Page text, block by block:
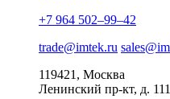
+7 964 502–99–42
trade@imtek.ru
119421, Москва
Ленинский пр-кт, д.